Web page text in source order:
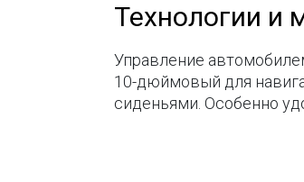
Технологии и
Управление
10-дюймовый для
сиденьями. Особенно